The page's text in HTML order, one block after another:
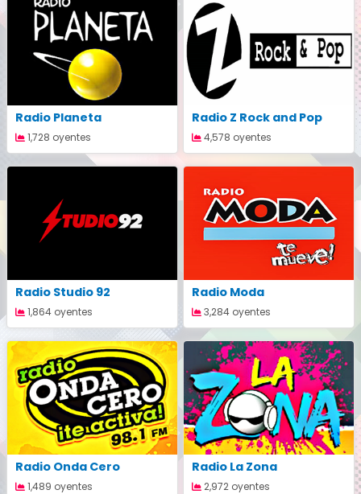
Radio Planeta
1,728 oyentes
Radio Z Rock and Pop
4,578 oyentes
Radio Studio 92
1,864 oyentes
Radio Moda
3,284 oyentes
Radio Onda Cero
1,489 oyentes
Radio La Zona
2,972 oyentes